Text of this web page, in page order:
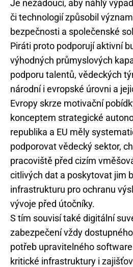
Je nežádoucí, aby náhlý
či technologií způsobil
bezpečnosti a společenské
Piráti proto podporují aktivní
výhodných průmyslových
podporu talentů, vědeckých
národní i evropské úrovni a
Evropy skrze motivační
konceptem strategické
republika a EU měly
podporovat vědecký sektor,
pracoviště před cizím
citlivých dat a poskytovat jim
infrastrukturu pro ochranu
vývoje před útočníky.
S tím souvisí také digitální
zabezpečení vždy
potřeb upravitelného
kritické infrastruktury i